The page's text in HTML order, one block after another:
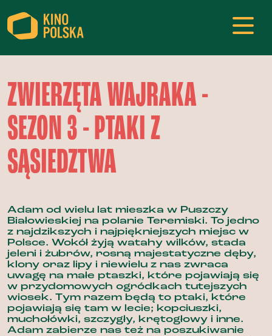
ZWIERZĘTA WAJRAKA -
SEZON 3 - PTAKI Z
SĄSIEDZTWA
Adam od wielu lat mieszka w Puszczy
Białowieskiej na polanie Teremiski. To jedno
z najdzikszych i najpiękniejszych miejsc w
Polsce. Wokół żyją watahy wilków, stada
jeleni i żubrów, rosną majestatyczne dęby,
klony oraz lipy i niewielu z nas zwraca
uwagę na małe ptaszki, które pojawiają się
w przydomowych ogródkach tutejszych
wiosek. Tym razem będą to ptaki, które
pojawiają się tam w lecie; kopciuszki,
muchołówki, szczygły, krętogłowy i inne.
Adam zabierze nas też na poszukiwanie